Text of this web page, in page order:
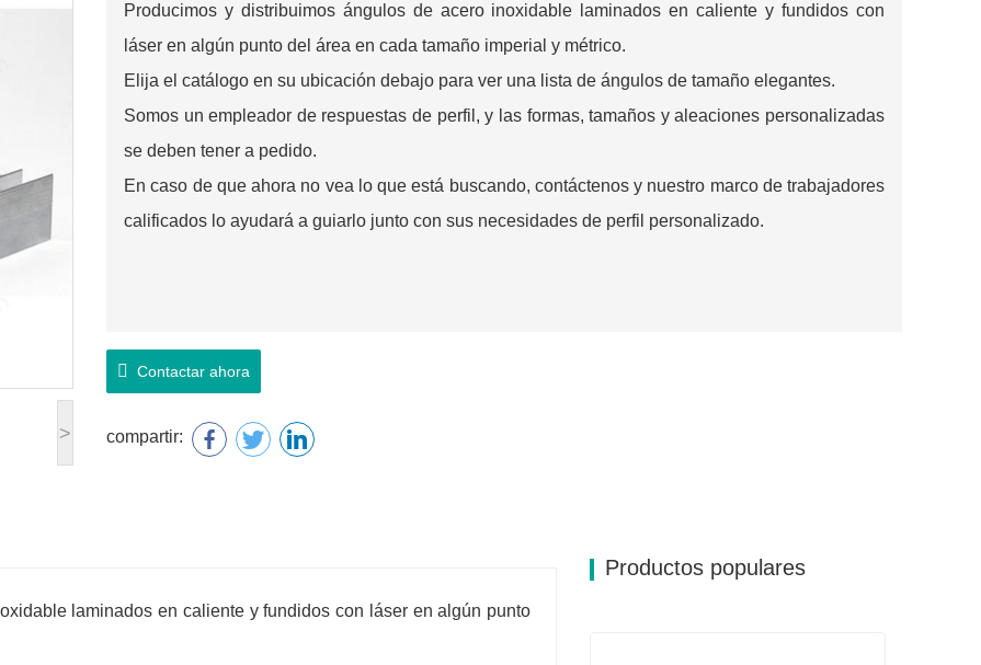
>
Producimos y distribuimos ángulos de acero inoxidable laminados en caliente y fundidos con
láser en algún punto del área en cada tamaño imperial y métrico.
Elija el catálogo en su ubicación debajo para ver una lista de ángulos de tamaño elegantes.
Somos un empleador de respuestas de perfil, y las formas, tamaños y aleaciones personalizadas
se deben tener a pedido.
En caso de que ahora no vea lo que está buscando, contáctenos y nuestro marco de trabajadores
calificados lo ayudará a guiarlo junto con sus necesidades de perfil personalizado.
Contactar ahora
compartir:
laminados en caliente y fundidos con láser en algún punto
Productos populares